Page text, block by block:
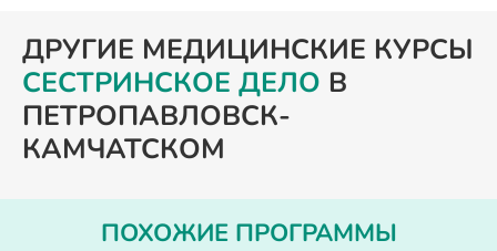
ДРУГИЕ МЕДИЦИНСКИЕ КУРСЫ
СЕСТРИНСКОЕ ДЕЛО В
ПЕТРОПАВЛОВСК-
КАМЧАТСКОМ
ПОХОЖИЕ ПРОГРАММЫ